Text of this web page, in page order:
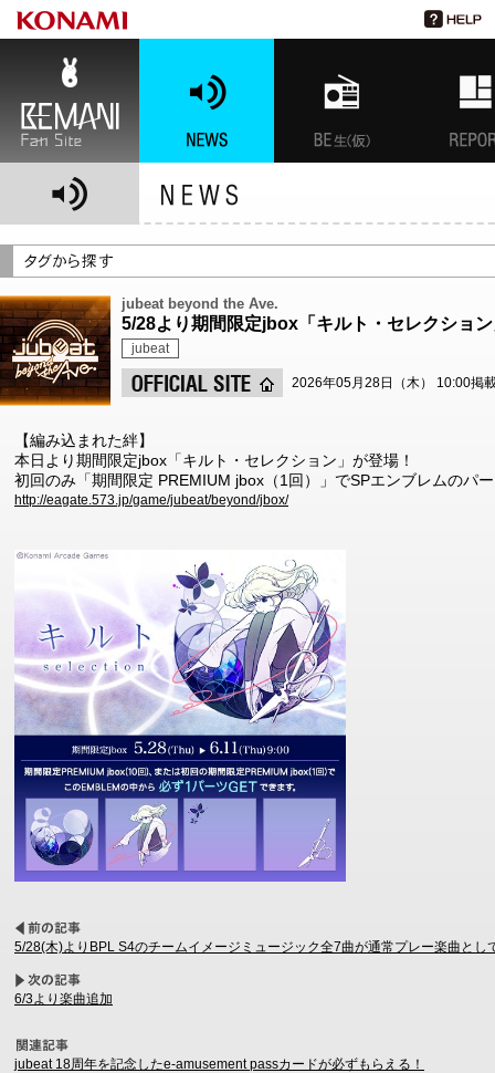
jubeat beyond the Ave.
5/28より期間限定jbox「キルト・セレクショ
jubeat
2026年05月28日（木） 10:00掲
【編み込まれた絆】
本日より期間限定jbox「キルト・セレクション」が登場！
初回のみ「期間限定 PREMIUM jbox（1回）」でSPエンブレムのパ
http://eagate.573.jp/game/jubeat/beyond/jbox/
5/28(木)よりBPL S4のチームイメージミュージック全7曲が通常プレー楽曲とし
6/3より楽曲追加
jubeat 18周年を記念したe-amusement passカードが必ずもらえる！